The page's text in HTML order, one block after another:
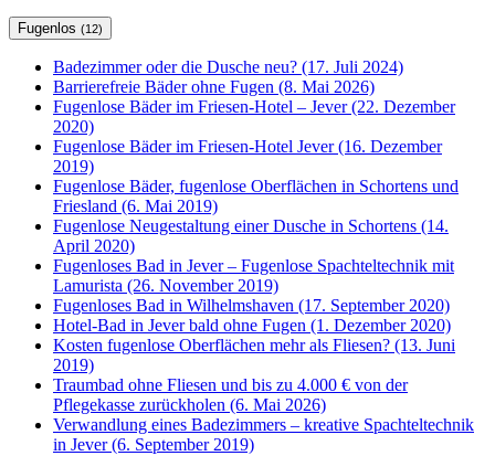
Fugenlos (12)
Badezimmer oder die Dusche neu? (17. Juli 2024)
Barrierefreie Bäder ohne Fugen (8. Mai 2026)
Fugenlose Bäder im Friesen-Hotel – Jever (22. Dezember
2020)
Fugenlose Bäder im Friesen-Hotel Jever (16. Dezember
2019)
Fugenlose Bäder, fugenlose Oberflächen in Schortens und
Friesland (6. Mai 2019)
Fugenlose Neugestaltung einer Dusche in Schortens (14.
April 2020)
Fugenloses Bad in Jever – Fugenlose Spachteltechnik mit
Lamurista (26. November 2019)
Fugenloses Bad in Wilhelmshaven (17. September 2020)
Hotel-Bad in Jever bald ohne Fugen (1. Dezember 2020)
Kosten fugenlose Oberflächen mehr als Fliesen? (13. Juni
2019)
Traumbad ohne Fliesen und bis zu 4.000 € von der
Pflegekasse zurückholen (6. Mai 2026)
Verwandlung eines Badezimmers – kreative Spachteltechnik
in Jever (6. September 2019)